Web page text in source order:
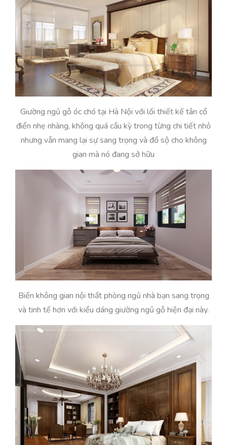
Giường ngủ gỗ óc chó tại Hà Nội với lối thiết kế tân cổ
điển nhẹ nhàng, không quá cầu kỳ trong từng chi tiết nhỏ
nhưng vẫn mang lại sự sang trọng và đồ sộ cho không
gian mà nó đang sở hữu
Biến không gian nội thất phòng ngủ nhà bạn sang trọng
và tinh tế hơn với kiểu dáng giường ngủ gỗ hiện đại này.